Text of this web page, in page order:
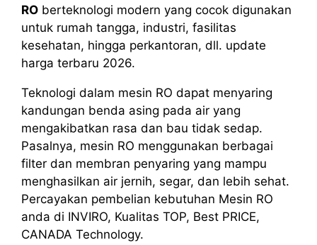
RO berteknologi modern yang cocok digunakan
untuk rumah tangga, industri, fasilitas
kesehatan, hingga perkantoran, dll. update
harga terbaru 2026.
Teknologi dalam mesin RO dapat menyaring
kandungan benda asing pada air yang
mengakibatkan rasa dan bau tidak sedap.
Pasalnya, mesin RO menggunakan berbagai
filter dan membran penyaring yang mampu
menghasilkan air jernih, segar, dan lebih sehat.
Percayakan pembelian kebutuhan Mesin RO
anda di INVIRO, Kualitas TOP, Best PRICE,
CANADA Technology.